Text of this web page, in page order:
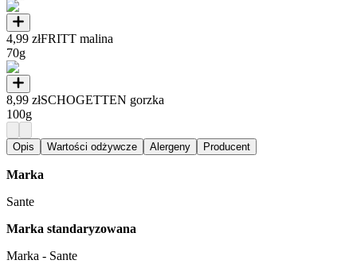
4,99 złFRITT malina
70g
8,99 złSCHOGETTEN gorzka
100g
Opis Wartości odżywcze Alergeny Producent
Marka
Sante
Marka standaryzowana
Marka - Sante